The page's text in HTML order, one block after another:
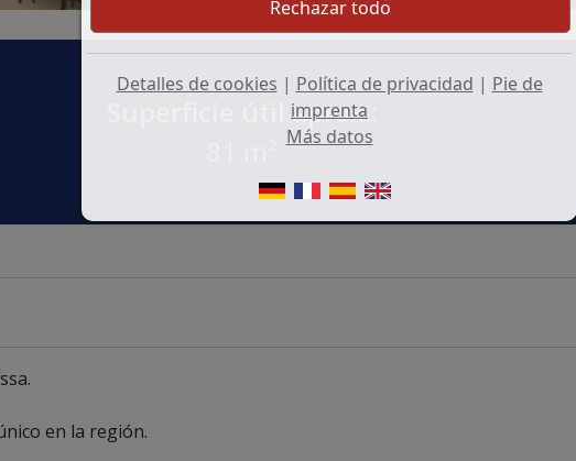
Superficie útil aprox.:
en la región.
Detalles de cookies | Política de privacidad | Pie de
imprenta
Más datos